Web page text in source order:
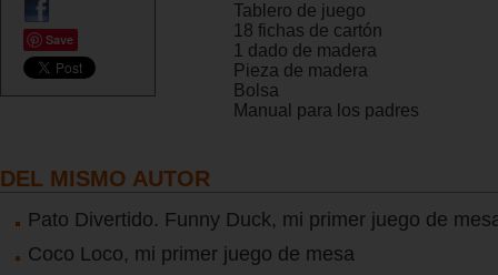
Save
Tablero de juego
18 fichas de cartón
1 dado de madera
Pieza de madera
Bolsa
Manual para los padres
DEL MISMO AUTOR
Pato Divertido. Funny Duck, mi primer juego de
Coco Loco, mi primer juego de mesa